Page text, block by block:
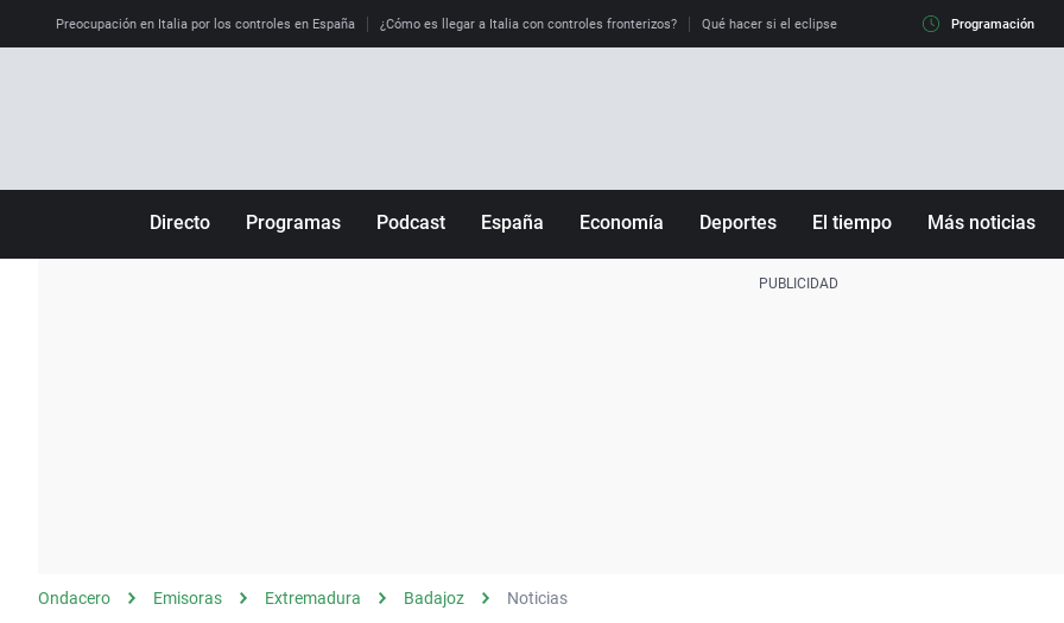
Preocupación en Italia por los controles en España ¿Cómo es llegar a Italia con controles fronterizos? Qué hacer si el eclipse me pilla conduciendo Qué tiempo
Programación
Directo Programas Podcast España Economía Deportes El tiempo Más noticias
Ondacero Emisoras Extremadura Badajoz Noticias